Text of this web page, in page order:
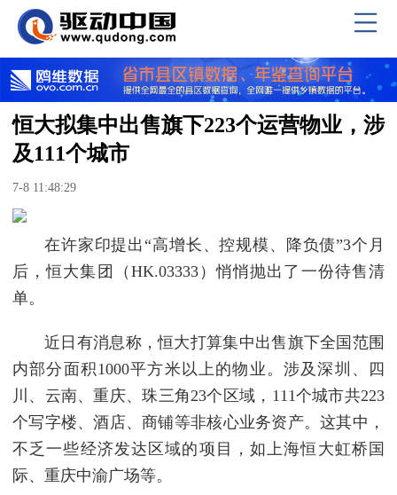
恒大拟集中出售旗下223个运营物业，涉
及111个城市
7-8 11:48:29
在许家印提出“高增长、控规模、降负债”3个月
后，恒大集团（HK.03333）悄悄抛出了一份待售清
单。
近日有消息称，恒大打算集中出售旗下全国范围
内部分面积1000平方米以上的物业。涉及深圳、四
川、云南、重庆、珠三角23个区域，111个城市共223
个写字楼、酒店、商铺等非核心业务资产。这其中，
不乏一些经济发达区域的项目，如上海恒大虹桥国
际、重庆中渝广场等。